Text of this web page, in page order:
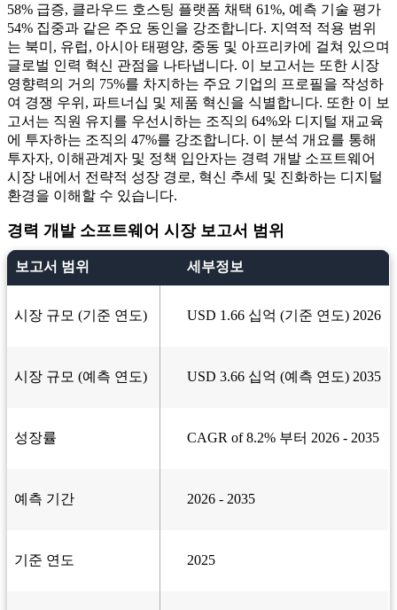
58% 급증, 클라우드 호스팅 플랫폼 채택 61%, 예측 기술 평가
54% 집중과 같은 주요 동인을 강조합니다. 지역적 적용 범위
는 북미, 유럽, 아시아 태평양, 중동 및 아프리카에 걸쳐 있으며
글로벌 인력 혁신 관점을 나타냅니다. 이 보고서는 또한 시장
영향력의 거의 75%를 차지하는 주요 기업의 프로필을 작성하
여 경쟁 우위, 파트너십 및 제품 혁신을 식별합니다. 또한 이 보
고서는 직원 유지를 우선시하는 조직의 64%와 디지털 재교육
에 투자하는 조직의 47%를 강조합니다. 이 분석 개요를 통해
투자자, 이해관계자 및 정책 입안자는 경력 개발 소프트웨어
시장 내에서 전략적 성장 경로, 혁신 추세 및 진화하는 디지털
환경을 이해할 수 있습니다.
경력 개발 소프트웨어 시장 보고서 범위
보고서 범위 세부정보
시장 규모 (기준 연도) USD 1.66 십억 (기준 연도) 2026
시장 규모 (예측 연도) USD 3.66 십억 (예측 연도) 2035
성장률 CAGR of 8.2% 부터 2026 - 2035
예측 기간 2026 - 2035
기준 연도 2025